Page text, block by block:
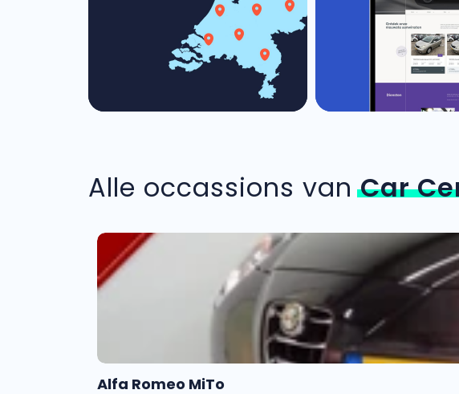
Alle occassions vanCar
Alfa Romeo MiTo